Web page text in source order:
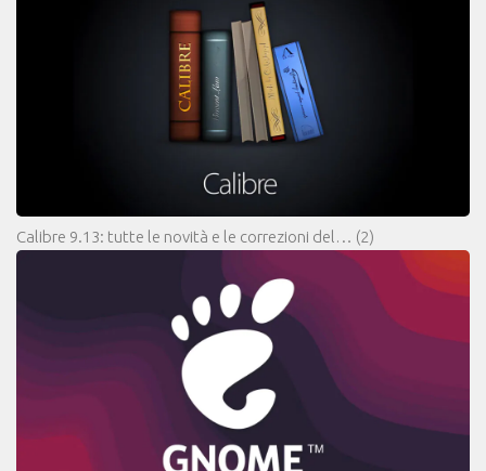
Calibre 9.13: tutte le novità e le correzioni del… (2)